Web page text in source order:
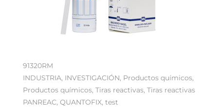
91320RM
INDUSTRIA, INVESTIGACIÓN, Productos químicos,
Productos químicos, Tiras reactivas, Tiras reactivas
PANREAC, QUANTOFIX, test